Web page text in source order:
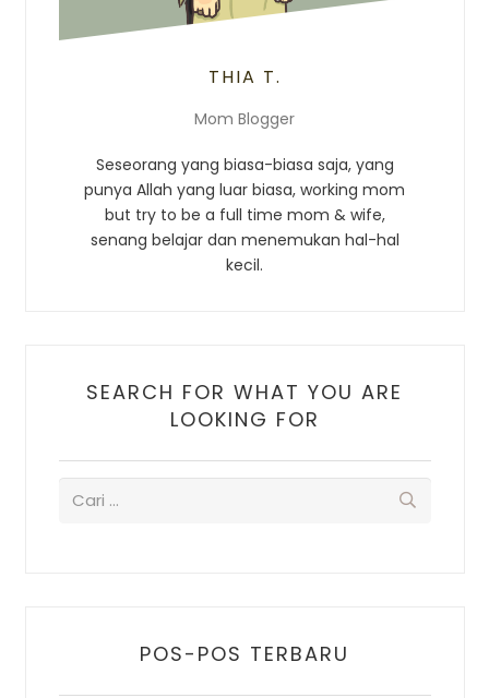
THIA T.
Mom Blogger
Seseorang yang biasa-biasa saja, yang
punya Allah yang luar biasa, working mom
but try to be a full time mom & wife,
senang belajar dan menemukan hal-hal
kecil.
SEARCH FOR WHAT YOU ARE
LOOKING FOR
POS-POS TERBARU